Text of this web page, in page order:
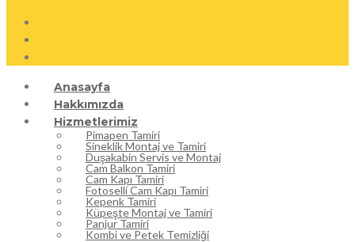
Anasayfa
Hakkımızda
Hizmetlerimiz
Pimapen Tamiri
Sineklik Montaj ve Tamiri
Duşakabin Servis ve Montaj
Cam Balkon Tamiri
Cam Kapı Tamiri
Fotoselli Cam Kapı Tamiri
Kepenk Tamiri
Küpeşte Montaj ve Tamiri
Panjur Tamiri
Kombi ve Petek Temizliği